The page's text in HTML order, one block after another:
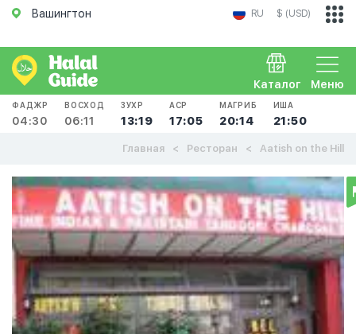
Вашингтон RU $ (USD)
Меню
Каталог
ФАДЖР
04:30
ВОСХОД
06:11
ЗУХР
13:19
АСР
17:05
МАГРИБ
20:14
ИША
21:50
Главная Ресторан Aatish on the Hill